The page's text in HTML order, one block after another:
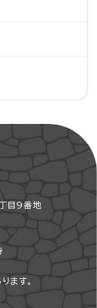
目9番地
ます。